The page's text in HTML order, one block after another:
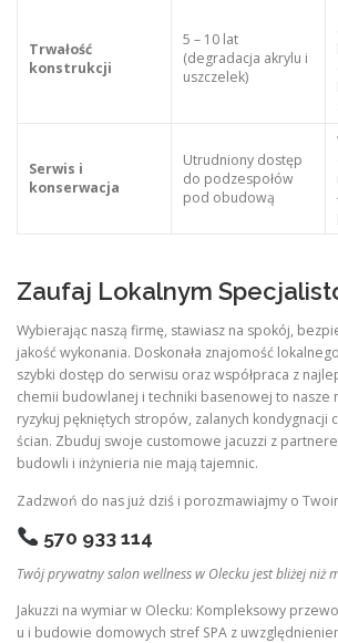
Trwałość
konstrukcji
5 – 10 lat
(degradacja akrylu i
uszczelek)
Serwis i
konserwacja
Utrudniony dostęp
do podzespołów
pod obudową
Zaufaj Lokalnym
Wybierając naszą firmę, stawiasz na spokój,
jakość wykonania. Doskonała znajomość
szybki dostęp do serwisu oraz współpraca z
chemii budowlanej i techniki basenowej to nasze
ryzykuj pękniętych stropów, zalanych kondygnacji
ścian. Zbuduj swoje customowe jacuzzi z
budowli i inżynieria nie mają tajemnic.
Zadzwoń do nas już dziś i porozmawiajmy o
570 933 114
Twój prywatny salon wellness w Olecku jest bliżej niż
Jakuzzi na wymiar w Olecku: Kompleksowy
u i budowie domowych stref SPA z